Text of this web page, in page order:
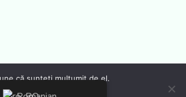
că sunteți mulțumit de el.